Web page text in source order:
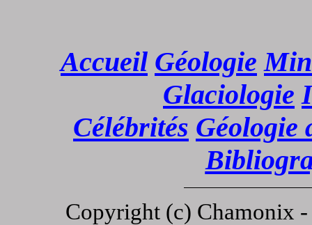
Accueil Géologie
Glaciologie
Célébrités Géologie
Copyright (c) Chamonix